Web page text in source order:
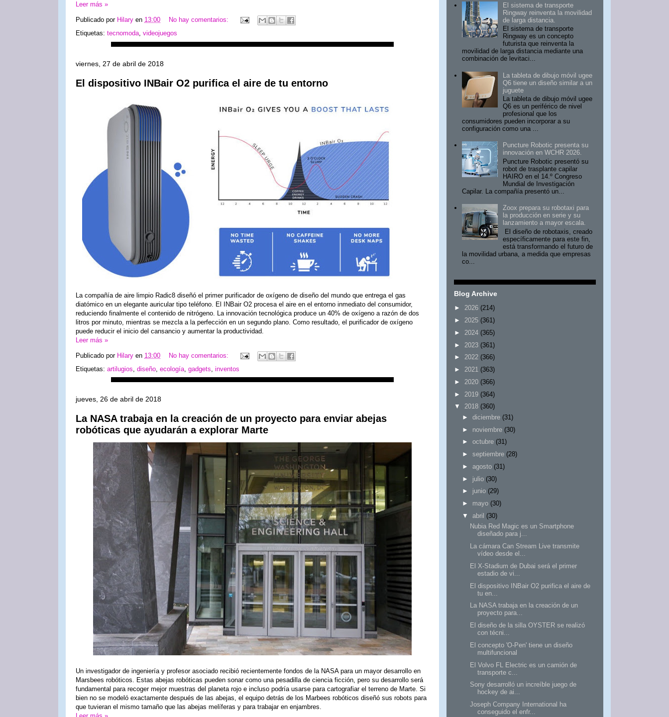
Leer más »
Publicado por Hilary en 13:00
No hay comentarios:
Etiquetas: tecnomoda, videojuegos
viernes, 27 de abril de 2018
El dispositivo INBair O2 purifica el aire de tu entorno
La compañía de aire limpio Radic8 diseñó el primer purificador de oxígeno de diseño del mundo que entrega el gas
diatómico en un elegante auricular tipo teléfono. El INBair O2 procesa el aire en el entorno inmediato del consumidor,
reduciendo finalmente el contenido de nitrógeno. La innovación tecnológica produce un 40% de oxígeno a razón de dos
litros por minuto, mientras se mezcla a la perfección en un segundo plano. Como resultado, el purificador de oxígeno
puede reducir el inicio del cansancio y aumentar la productividad.
Leer más »
Publicado por Hilary en 13:00
No hay comentarios:
Etiquetas: artilugios diseño ecología gadgets inventos
jueves, 26 de abril de 2018
La NASA trabaja en la creación de un proyecto para enviar abejas
robóticas que ayudarán a explorar Marte
Un investigador de ingeniería y profesor asociado recibió recientemente fondos de la NASA para un mayor desarrollo en
Marsbees robóticos. Estas abejas robóticas pueden sonar como una pesadilla de ciencia ficción, pero su desarrollo será
fundamental para recoger mejor muestras del planeta rojo e incluso podría usarse para cartografiar el terreno de Marte. Si
bien no se modeló exactamente después de las abejas, el equipo detrás de los Marbees robóticos diseñó sus robots para
que tuvieran el mismo tamaño que las abejas melíferas y para trabajar en enjambres.
El sistema de transporte
Ringway reinventa la movilidad
de larga distancia.
El sistema de transporte
Ringway es un concepto
futurista que reinventa la
movilidad de larga distancia mediante una
combinación de levitaci...
La tableta de dibujo móvil ugee
Q6 tiene un diseño similar a un
juguete
La tableta de dibujo móvil ugee
Q6 es un periférico de nivel
profesional que los
consumidores pueden incorporar a su
configuración como una ...
Puncture Robotic presenta su
innovación en WCHR 2026.
Puncture Robotic presentó su
robot de trasplante capilar
HAIRO en el 14.º Congreso
Mundial de Investigación
Capilar. La compañía presentó un...
Zoox prepara su robotaxi para
la producción en serie y su
lanzamiento a mayor escala.
El diseño de robotaxis, creado
específicamente para este fin,
está transformando el futuro de
la movilidad urbana, a medida que empresas
co...
Blog Archive
► 2026 (214)
► 2025 (361)
► 2024 (365)
► 2023 (361)
► 2022 (366)
► 2021 (363)
► 2020 (366)
► 2019 (364)
▼
2018 (360)
► diciembre (31)
► noviembre (30)
► octubre (31)
► septiembre (28)
► agosto (31)
► julio (30)
► junio (29)
► mayo (30)
▼
abril (30)
Nubia Red Magic es un Smartphone
diseñado para j...
La cámara Can Stream Live transmite
vídeo desde el...
El X-Stadium de Dubai será el primer
estadio de vi...
El dispositivo INBair O2 purifica el aire de
tu en...
La NASA trabaja en la creación de un
proyecto para...
El diseño de la silla OYSTER se realizó
con técni...
El concepto 'O-Pen' tiene un diseño
multifuncional
El Volvo FL Electric es un camión de
transporte c...
Sony desarrolló un increíble juego de
hockey de ai...
Joseph Company International ha
conseguido el enfr...